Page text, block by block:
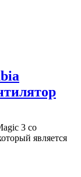
3 со
является